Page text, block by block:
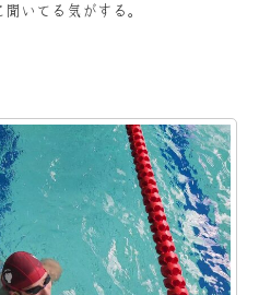
いてる気がする。